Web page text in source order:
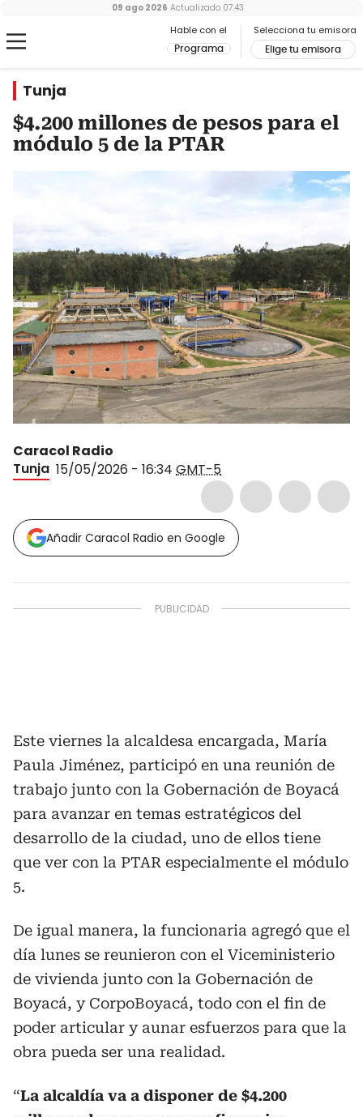
Hable con el
Programa
Selecciona tu emisora
Elige tu emisora
09 ago 2026 Actualizado 07:43
Tunja
$4.200 millones de pesos para el
módulo 5 de la PTAR
Caracol Radio
Tunja 15/05/2026 - 16:34 GMT-5
Añadir Caracol Radio en Google
Este viernes la alcaldesa encargada, María
Paula Jiménez, participó en una reunión de
trabajo junto con la Gobernación de Boyacá
para avanzar en temas estratégicos del
desarrollo de la ciudad, uno de ellos tiene
que ver con la PTAR especialmente el módulo
5.
De igual manera, la funcionaria agregó que el
día lunes se reunieron con el Viceministerio
de vivienda junto con la Gobernación de
Boyacá, y CorpoBoyacá, todo con el fin de
poder articular y aunar esfuerzos para que la
obra pueda ser una realidad.
“La alcaldía va a disponer de $4.200